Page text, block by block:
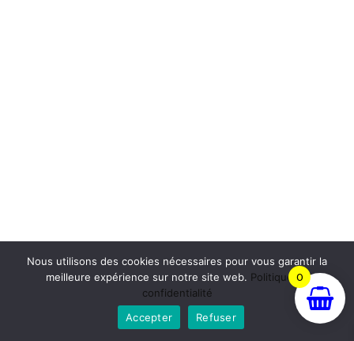
0
Nous utilisons des cookies nécessaires pour vous garantir la
meilleure expérience sur notre site web. Politique de
confidentialité
Accepter
Refuser